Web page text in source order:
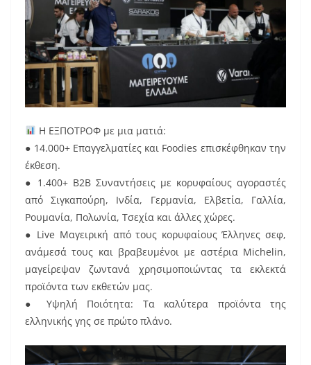
Η ΕΞΠΟΤΡΟΦ με μια ματιά:
● 14.000+ Επαγγελματίες και Foodies επισκέφθηκαν την
έκθεση.
● 1.400+ B2B Συναντήσεις με κορυφαίους αγοραστές
από Σιγκαπούρη, Ινδία, Γερμανία, Ελβετία, Γαλλία,
Ρουμανία, Πολωνία, Τσεχία και άλλες χώρες.
● Live Μαγειρική από τους κορυφαίους Έλληνες σεφ,
ανάμεσά τους και βραβευμένοι με αστέρια Michelin,
μαγείρεψαν ζωντανά χρησιμοποιώντας τα εκλεκτά
προϊόντα των εκθετών μας.
● Υψηλή Ποιότητα: Τα καλύτερα προϊόντα της
ελληνικής γης σε πρώτο πλάνο.